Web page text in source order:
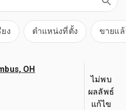
ง ตำแหน่งที่ตั้ง ขายแ
OH
ไม่พบ
ผลลัพธ์
แก้ไข